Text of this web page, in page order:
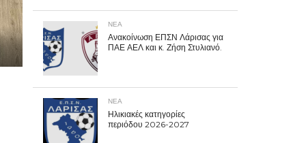
ΝΕΑ
Ανακοίνωση ΕΠΣΝ Λάρισας για
ΠΑΕ ΑΕΛ και κ. Ζήση Στυλιανό.
ΝΕΑ
Ηλικιακές κατηγορίες
περιόδου 2026-2027